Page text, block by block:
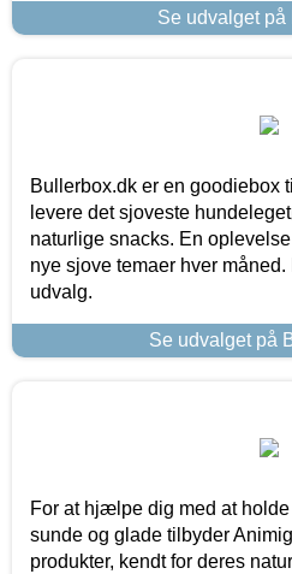
Se udvalget på
Bullerbox.dk er en goodiebox
levere det sjoveste
naturlige snacks. En
nye sjove temaer hver
udvalg.
Se udvalget på
For at hjælpe dig med at
sunde og glade tilbyder
produkter, kendt for deres